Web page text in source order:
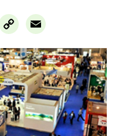
Copy
Link
Email